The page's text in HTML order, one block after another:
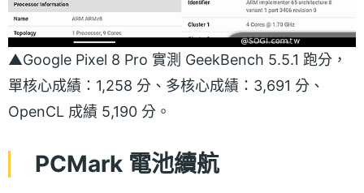
▲Google Pixel 8 Pro 實測 GeekBench 5.5.1 跑分，
單核心成績：1,258 分、多核心成績：3,691 分、
OpenCL 成績 5,190 分。
PCMark 電池續航